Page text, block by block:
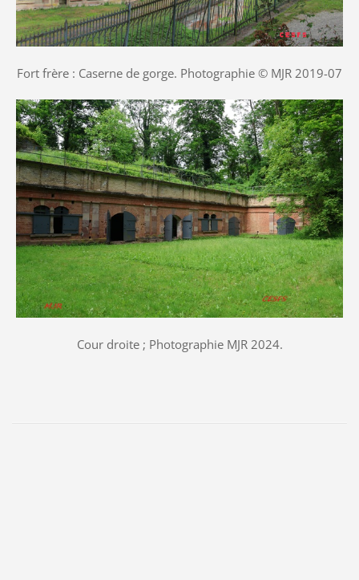
Fort frère : Caserne de gorge. Photographie © MJR 2019-07
Cour droite ; Photographie MJR 2024.